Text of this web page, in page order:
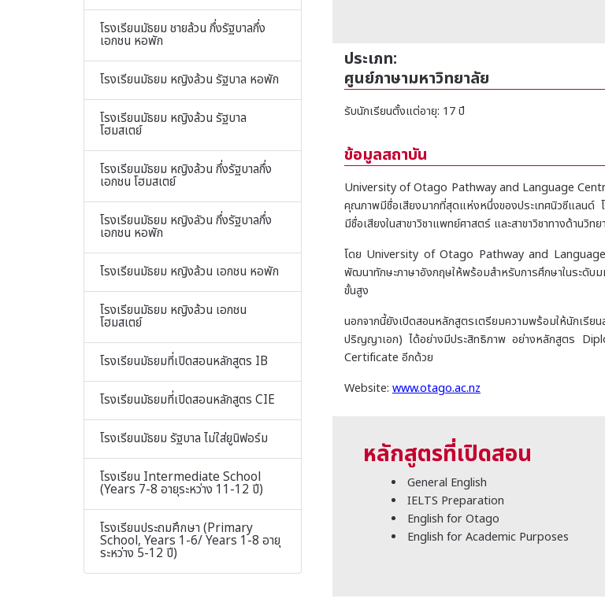
โรงเรียนมัธยม ชายล้วน กึ่งรัฐบาลกึ่ง
เอกชน หอพัก
โรงเรียนมัธยม หญิงล้วน รัฐบาล หอพัก
โรงเรียนมัธยม หญิงล้วน รัฐบาล
โฮมสเตย์
โรงเรียนมัธยม หญิงล้วน กึ่งรัฐบาลกึ่ง
เอกชน โฮมสเตย์
โรงเรียนมัธยม หญิงลัวน กึ่งรัฐบาลกึ่ง
เอกชน หอพัก
โรงเรียนมัธยม หญิงล้วน เอกชน หอพัก
โรงเรียนมัธยม หญิงล้วน เอกชน
โฮมสเตย์
โรงเรียนมัธยมที่เปิดสอนหลักสูตร IB
โรงเรียนมัธยมที่เปิดสอนหลักสูตร CIE
โรงเรียนมัธยม รัฐบาล ไม่ใส่ยูนิฟอร์ม
โรงเรียน Intermediate School
(Years 7-8 อายุระหว่าง 11-12 ปี)
โรงเรียนประถมศึกษา (Primary
School, Years 1-6/ Years 1-8 อายุ
ระหว่าง 5-12 ปี)
ประเภท:
ศูนย์ภาษามหาวิทยาลัย
รับนักเรียนตั้งแต่อายุ: 17 ปี
ข้อมูลสถาบัน
University of Otago Pathway and Language
คุณภาพมีชื่อเสียงมากที่สุดแห่งหนึ่งของประเทศนิวซีแลนด์
มีชื่อเสียงในสาขาวิชาแพทย์ศาสตร์ และสาขาวิชาทางด้านวิท
โดย University of Otago Pathway and Language
พัฒนาทักษะภาษาอังกฤษให้พร้อมสำหรับการศึกษาในระดับ
ขั้นสูง
นอกจากนี้ยังเปิดสอนหลักสูตรเตรียมความพร้อมให้นักเรี
ปริญญาเอก) ได้อย่างมีประสิทธิภาพ อย่างหลักสูตร
Certificate อีกด้วย
Website: www.otago.ac.nz
หลักสูตรที่เปิดสอน
General English
IELTS Preparation
English for Otago
English for Academic Purposes